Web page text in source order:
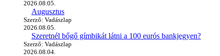
2026.08.05.
Augusztus
Szerző: Vadászlap
2026.08.05.
Szeretnél bőgő gímbikát látni a 100 eurós bankjegyen?
Szerző: Vadászlap
2026.08.04.